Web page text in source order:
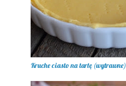
Kruche ciasto na tartę (wytrawne)